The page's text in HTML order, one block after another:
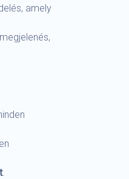
amely
.